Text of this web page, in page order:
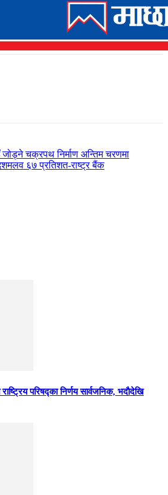
चक्रपथ निर्माण अन्तिम चरणमा
६७ प्रतिशत-राष्ट्र बैंक
परिषद्का निर्णय सार्वजनिक, भदाैदेखि